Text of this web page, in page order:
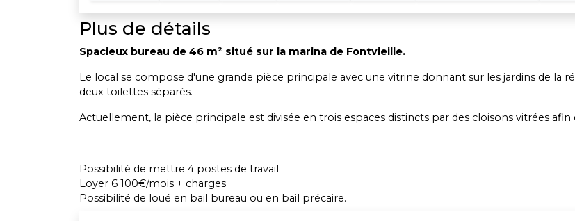
Plus de détails
Spacieux bureau de 46 m² situé sur la marina de Fontvieille.
Le local se compose d'une grande pièce principale avec une vitrine donnant sur les jardins de la
deux toilettes séparés.
Actuellement, la pièce principale est divisée en trois espaces distincts par des cloisons vitrées
Possibilité de mettre 4 postes de travail
Loyer 6 100€/mois + charges
Possibilité de loué en bail bureau ou en bail précaire.